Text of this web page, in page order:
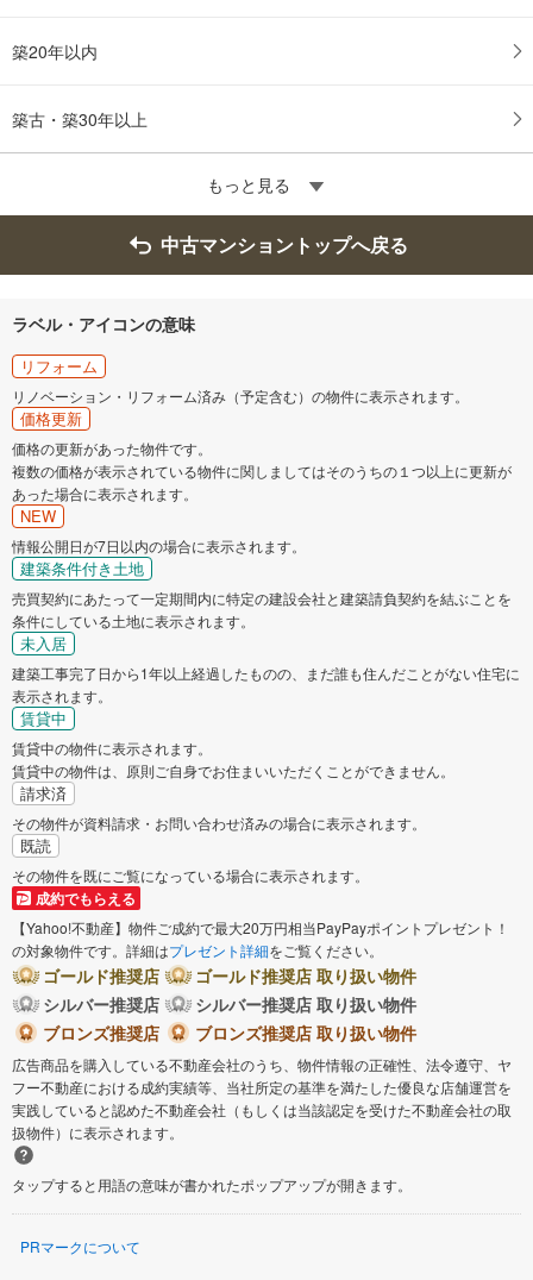
築20年以内
築古・築30年以上
もっと見る
中古マンショントップへ戻る
ラベル・アイコンの意味
リフォーム
リノベーション・リフォーム済み（予定含む）の物件に表示されます。
価格更新
価格の更新があった物件です。
複数の価格が表示されている物件に関しましてはそのうちの１つ以上に更新が
あった場合に表示されます。
NEW
情報公開日が7日以内の場合に表示されます。
建築条件付き土地
売買契約にあたって一定期間内に特定の建設会社と建築請負契約を結ぶことを
条件にしている土地に表示されます。
未入居
建築工事完了日から1年以上経過したものの、まだ誰も住んだことがない住宅に
表示されます。
賃貸中
賃貸中の物件に表示されます。
賃貸中の物件は、原則ご自身でお住まいいただくことができません。
請求済
その物件が資料請求・お問い合わせ済みの場合に表示されます。
既読
その物件を既にご覧になっている場合に表示されます。
成約でもらえる
【Yahoo!不動産】物件ご成約で最大20万円相当PayPayポイントプレゼント！
の対象物件です。詳細はプレゼント詳細をご覧ください。
ゴールド推奨店
ゴールド推奨店 取り扱い物件
シルバー推奨店
シルバー推奨店 取り扱い物件
ブロンズ推奨店
ブロンズ推奨店 取り扱い物件
広告商品を購入している不動産会社のうち、物件情報の正確性、法令遵守、ヤ
フー不動産における成約実績等、当社所定の基準を満たした優良な店舗運営を
実践していると認めた不動産会社（もしくは当該認定を受けた不動産会社の取
扱物件）に表示されます。
タップすると用語の意味が書かれたポップアップが開きます。
PRマークについて